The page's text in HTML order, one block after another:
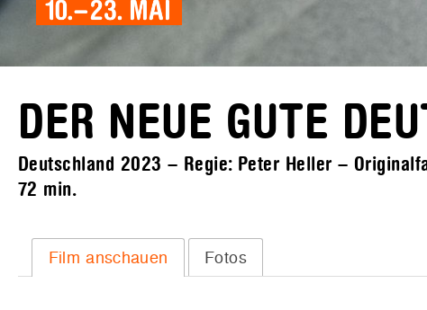
DER NEUE GUTE
Deutschland 2023 – Regie: Peter Heller –
72 min.
Film anschauen Fotos